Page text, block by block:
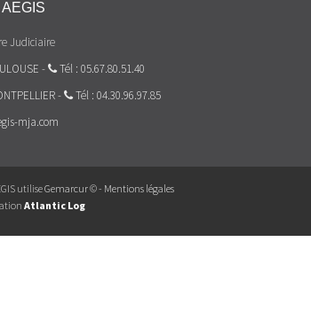
Judiciaire
-
Tél : 05.67.80.51.40
-
Tél : 04.30.96.97.85
mja.com
utiliseGemarcur ©- Mentions légales
Atlantic Log